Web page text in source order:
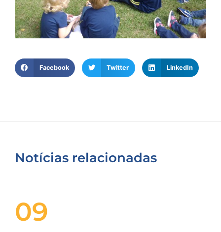
Facebook Twitter LinkedIn
Notícias relacionadas
09